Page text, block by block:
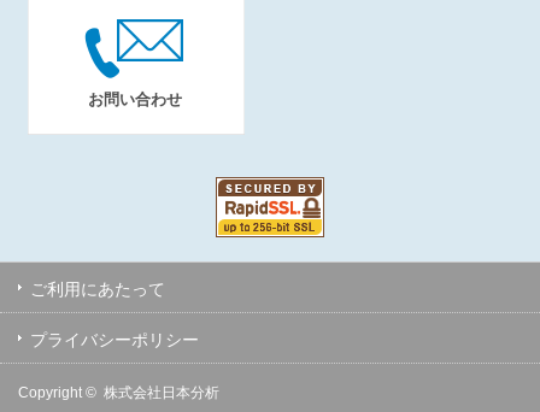
お問い合わせ
ご利用にあたって
プライバシーポリシー
Copyright © 株式会社日本分析